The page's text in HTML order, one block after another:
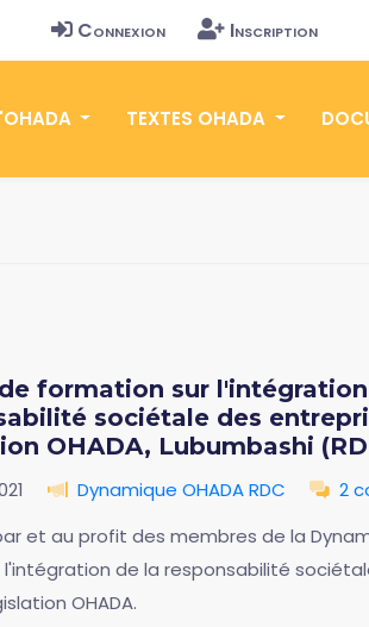
Connexion Inscription
TEXTES OHADA
formation sur
sociétale des
OHADA, Lubumbashi
Dynamique OHADA RDC 2
et au profit des membres de la
de la responsabilité
OHADA.